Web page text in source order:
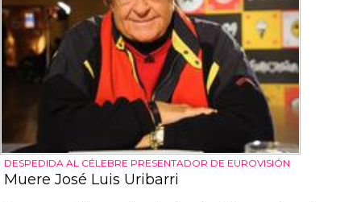
DESPEDIDA AL CÉLEBRE PRESENTADOR DE EUROVISIÓN
Muere José Luis Uribarri